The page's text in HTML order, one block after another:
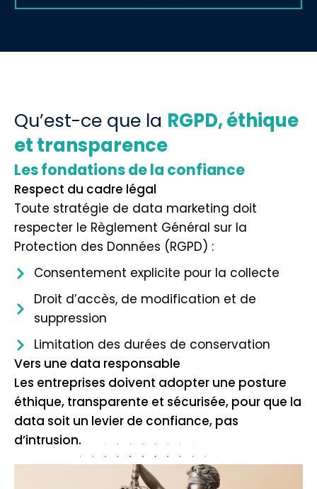
Qu’est-ce que la RGPD, éthique
et transparence
Les fondations de la confiance
Respect du cadre légal
Toute stratégie de data marketing doit
respecter le Règlement Général sur la
Protection des Données (RGPD) :
Consentement explicite pour la collecte
Droit d’accès, de modification et de
suppression
Limitation des durées de conservation
Vers une data responsable
Les entreprises doivent adopter une posture
éthique, transparente et sécurisée, pour que la
data soit un levier de confiance, pas
d’intrusion.